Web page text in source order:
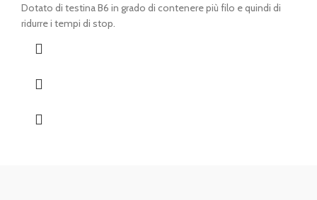
Dotato di testina B6 in grado di contenere più filo e quindi di
ridurre i tempi di stop.